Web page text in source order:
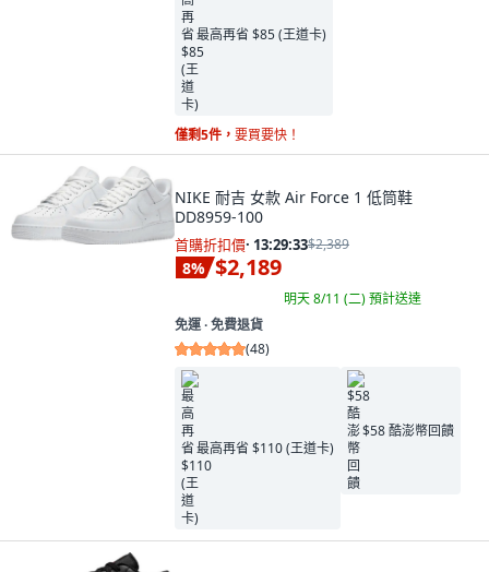
最高再省 $85 (王道卡)
僅剩5件， 要買要快！
NIKE 耐吉 女款 Air Force 1 低筒鞋
DD8959-100
首購折扣價· 13:29:32$2,389
8% $2,189
明天 8/11 (二)預計送達
免運 ∙ 免費退貨
(48)
最高再省 $110 (王道卡)
$58 酷澎幣回饋